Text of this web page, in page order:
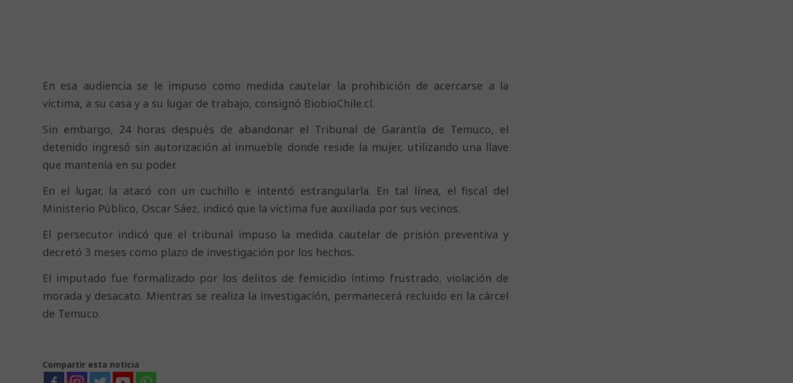
En esa audiencia se le impuso como medida cautelar la prohibición de acercarse a la
víctima, a su casa y a su lugar de trabajo, consignó BiobioChile.cl.
Sin embargo, 24 horas después de abandonar el Tribunal de Garantía de Temuco, el
detenido ingresó sin autorización al inmueble donde reside la mujer, utilizando una llave
que mantenía en su poder.
En el lugar, la atacó con un cuchillo e intentó estrangularla. En tal línea, el fiscal del
Ministerio Público, Oscar Sáez, indicó que la víctima fue auxiliada por sus vecinos.
El persecutor indicó que el tribunal impuso la medida cautelar de prisión preventiva y
decretó 3 meses como plazo de investigación por los hechos.
El imputado fue formalizado por los delitos de femicidio íntimo frustrado, violación de
morada y desacato. Mientras se realiza la investigación, permanecerá recluido en la cárcel
de Temuco.
Compartir esta noticia